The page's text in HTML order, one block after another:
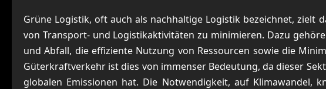
Grüne Logistik, oft auch als nachhaltige Logistik bezeichnet, zielt
von Transport- und Logistikaktivitäten zu minimieren. Dazu
und Abfall, die effiziente Nutzung von Ressourcen sowie die
Güterkraftverkehr ist dies von immenser Bedeutung, da dieser
globalen Emissionen hat. Die Notwendigkeit, auf Klimawandel,